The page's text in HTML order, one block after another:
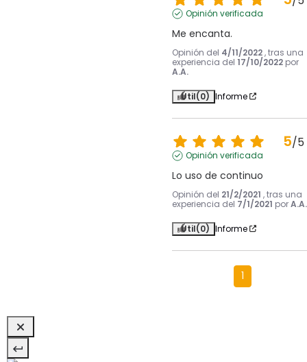
Opinión verificada
Me encanta.
Opinión del 4/11/2022 , tras una
experiencia del 17/10/2022 por
A.A.
Útil(0) Informe
5/5
Opinión verificada
Lo uso de continuo
Opinión del 21/2/2021 , tras una
experiencia del 7/1/2021 porA.A.
Útil(0) Informe
1